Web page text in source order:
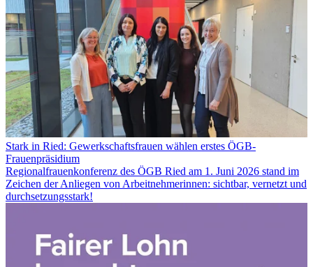
Stark in Ried: Gewerkschaftsfrauen wählen erstes ÖGB-
Frauenpräsidium
Regionalfrauenkonferenz des ÖGB Ried am 1. Juni 2026 stand im
Zeichen der Anliegen von Arbeitnehmerinnen: sichtbar, vernetzt und
durchsetzungsstark!